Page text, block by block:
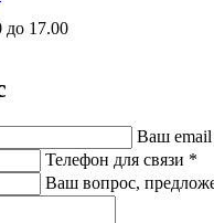
17.00
Ваш email
Телефон для связи *
Ваш вопрос,